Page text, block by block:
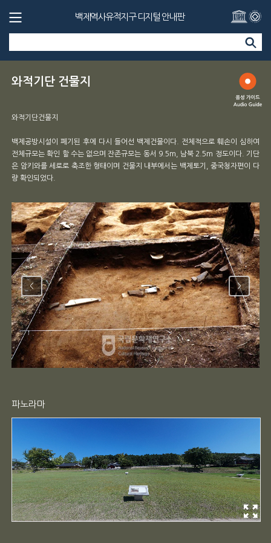
백제역사유적지구 디지털 안내판
와적기단 건물지
와적기단건물지
백제공방시설이 폐기된 후에 다시 들어선 백제건물이다. 전체적으로 훼손이 심하여
전체규모는 확인 할 수는 없으며 잔존규모는 동서 9.5m, 남북 2.5m 정도이다. 기단
은 암키와를 세로로 축조한 형태이며 건물지 내부에서는 백제토기, 중국청자편이 다
량 확인되었다.
< >
파노라마